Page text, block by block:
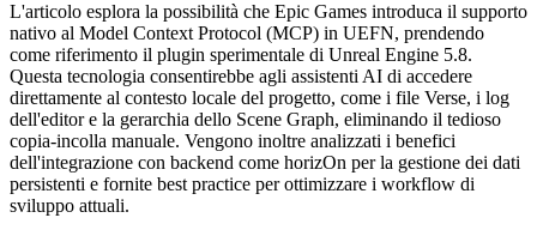
L'articolo esplora la possibilità che Epic Games introduca il supporto
nativo al Model Context Protocol (MCP) in UEFN, prendendo
come riferimento il plugin sperimentale di Unreal Engine 5.8.
Questa tecnologia consentirebbe agli assistenti AI di accedere
direttamente al contesto locale del progetto, come i file Verse, i log
dell'editor e la gerarchia dello Scene Graph, eliminando il tedioso
copia-incolla manuale. Vengono inoltre analizzati i benefici
dell'integrazione con backend come horizOn per la gestione dei dati
persistenti e fornite best practice per ottimizzare i workflow di
sviluppo attuali.